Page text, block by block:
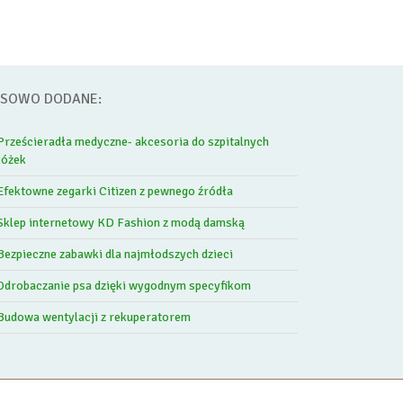
DODANE:
medyczne- akcesoria do szpitalnych
zegarki Citizen z pewnego źródła
internetowy KD Fashion z modą damską
zabawki dla najmłodszych dzieci
psa dzięki wygodnym specyfikom
wentylacji z rekuperatorem